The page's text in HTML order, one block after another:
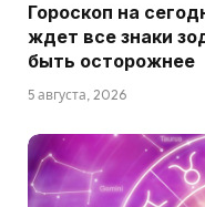
Гороскоп на
ждет все знаки
быть осторожнее
5 августа, 2026